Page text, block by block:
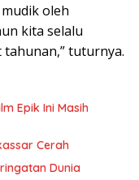
oleh
kita selalu
tuturnya.
Epik Ini Masih
Cerah
Dunia